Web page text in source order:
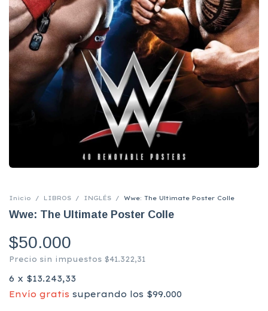
Inicio / LIBROS / INGLÉS / Wwe: The Ultimate Poster Colle
Wwe: The Ultimate Poster Colle
$50.000
Precio sin impuestos $41.322,31
6 x $13.243,33
Envío gratis superando los $99.000